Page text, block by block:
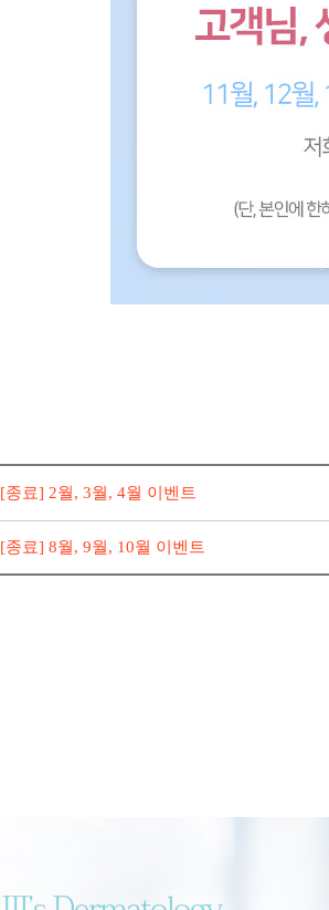
[종료] 2월, 3월, 4월 이벤트
[종료] 8월, 9월, 10월 이벤트